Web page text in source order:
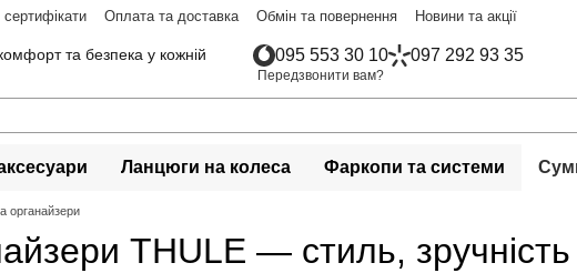
сертифікати Оплата та доставка Обмін та повернення
Новини та акції
та безпека у кожній
095 553 30 10 097 292 93 35
Передзвонити вам?
Ланцюги на колеса Фаркопи та системи
органайзери
THULE — стиль, зручність